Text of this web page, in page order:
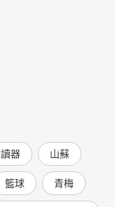
器 山蘇
籃球 青梅